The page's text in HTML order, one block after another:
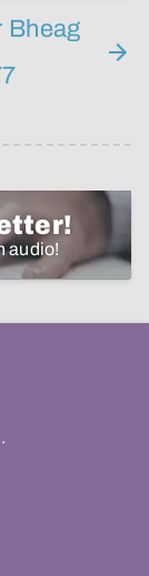
Bheag
audio!